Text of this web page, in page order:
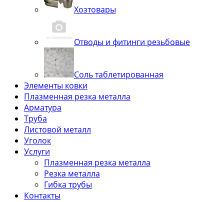
Хозтовары
Отводы и фитинги резьбовые
Соль таблетированная
Элементы ковки
Плазменная резка металла
Арматура
Труба
Листовой металл
Уголок
Услуги
Плазменная резка металла
Резка металла
Гибка трубы
Контакты